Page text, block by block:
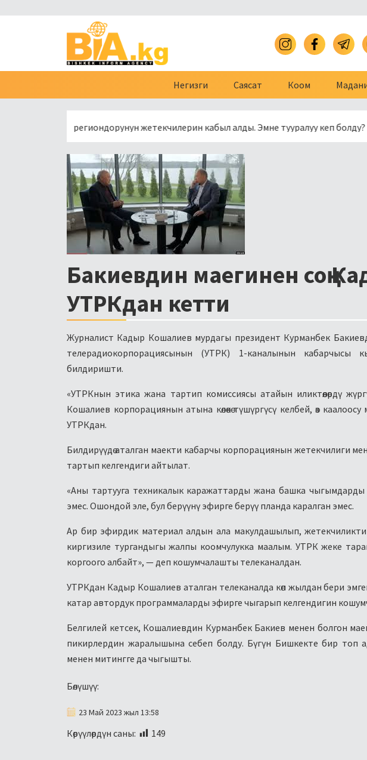
Негизги Саясат Коом
региондорунун жетекчилерин кабыл алды. Эмне тууралуу кеп болду?
Бакиевдин маегинен соң
УТРКдан кетти
Журналист Кадыр Кошалиев мурдагы президент Курманбек
телерадиокорпорациясынын (УТРК) 1-каналынын кабарчысы
билдиришти.
«УТРКнын этика жана тартип комиссиясы атайын иликтөөлөрдү
Кошалиев корпорациянын атына көлөкө түшүргүсү келбей, өз
УТРКдан.
Билдирүүдө аталган маекти кабарчы корпорациянын жетекчилиги
тартып келгендиги айтылат.
«Аны тартууга техникалык каражаттарды жана башка чыгымдарды
эмес. Ошондой эле, бул берүүнү эфирге берүү планда каралган эмес.
Ар бир эфирдик материал алдын ала макулдашылып, жетекчиликтин
киргизиле тургандыгы жалпы коомчулукка маалым. УТРК жеке
коргоого албайт», — деп кошумчалашты телеканалдан.
УТРКдан Кадыр Кошалиев аталган телеканалда көп жылдан бери
катар автордук программаларды эфирге чыгарып келгендигин
Белгилей кетсек, Кошалиевдин Курманбек Бакиев менен болгон
пикирлердин жаралышына себеп болду. Бүгүн Бишкекте бир топ
менен митингге да чыгышты.
Бөлүшүү:
23 Май 2023 жыл 13:58
Көрүүлөрдүн саны: 149